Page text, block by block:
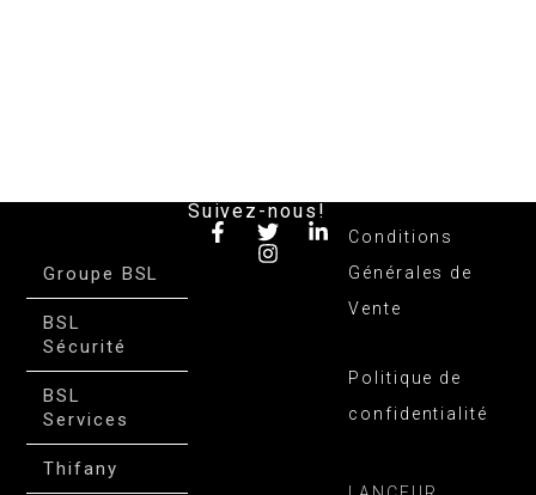
Groupe BSL
BSL
Sécurité
BSL
Services
Thifany
Suivez-nous!
Conditions
Générales de
Vente
Politique de
confidentialité